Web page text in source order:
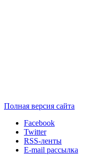
Полная версия сайта
Facebook
Twitter
RSS-ленты
E-mail рассылка